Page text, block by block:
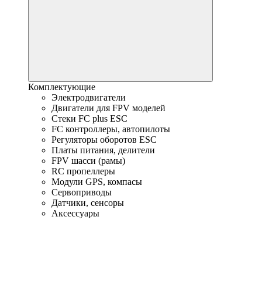
Комплектующие
Электродвигатели
Двигатели для FPV моделей
Стеки FC plus ESC
FC контроллеры, автопилоты
Регуляторы оборотов ESC
Платы питания, делители
FPV шасси (рамы)
RC пропеллеры
Модули GPS, компасы
Сервоприводы
Датчики, сенсоры
Аксессуары